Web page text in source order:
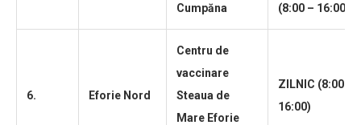
Cumpăna
(8:00 – 16:00)
6. Eforie Nord
Centru de
vaccinare
Steaua de
Mare Eforie
ZILNIC (8:00 –
16:00)